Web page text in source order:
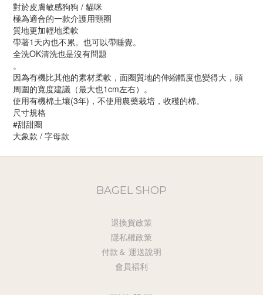
對於皮膚敏感狗狗 / 貓咪
極為適合的一款介護用頸圈
質地更加輕地柔軟
帶著1天內也不累。也可以帶睡覺。
全洗OK清洗也是沒有問題
。
因為有機比其他的素材柔軟，面圈質地的伸縮幅度也變得大，頭
周圍的寬度建議（最大也1cm左右）。
使用有機棉土壤(3年)，不使用農藥栽培，收穫的棉。
尺寸規格
#甜甜圈
大象款 / 字母款
BAGEL SHOP
退換貨政策
隱私權政策
付款＆ 運送說明
會員福利